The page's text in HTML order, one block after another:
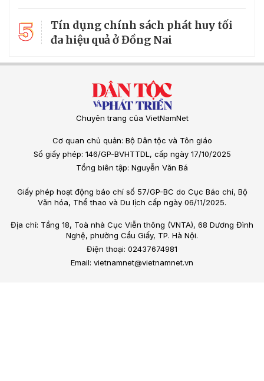
5
Tín dụng chính sách phát huy tối
đa hiệu quả ở Đồng Nai
Chuyên trang của VietNamNet
Cơ quan chủ quản: Bộ Dân tộc và Tôn giáo
Số giấy phép: 146/GP-BVHTTDL, cấp ngày 17/10/2025
Tổng biên tập: Nguyễn Văn Bá
Giấy phép hoạt động báo chí số 57/GP-BC do Cục Báo chí, Bộ
Văn hóa, Thể thao và Du lịch cấp ngày 06/11/2025.
Địa chỉ: Tầng 18, Toà nhà Cục Viễn thông (VNTA), 68 Dương Đình
Nghệ, phường Cầu Giấy, TP. Hà Nội.
Điện thoại: 02437674981
Email: vietnamnet@vietnamnet.vn